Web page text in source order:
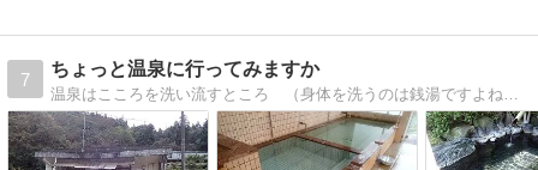
7
ちょっと温泉に行ってみますか